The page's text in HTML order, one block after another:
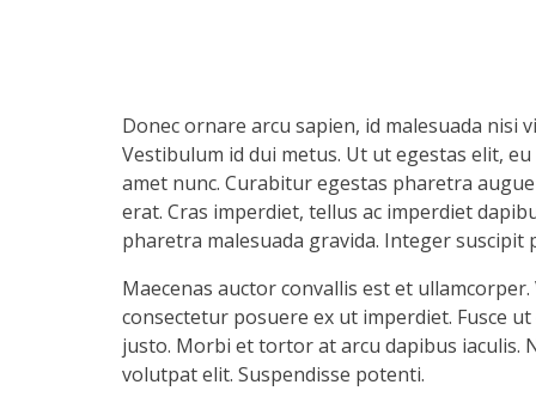
Donec ornare arcu sapien, id malesuada nisi
Vestibulum id dui metus. Ut ut egestas elit,
amet nunc. Curabitur egestas pharetra
erat. Cras imperdiet, tellus ac imperdiet
pharetra malesuada gravida. Integer suscipit
Maecenas auctor convallis est et
consectetur posuere ex ut imperdiet. Fusce
justo. Morbi et tortor at arcu dapibus iaculis.
volutpat elit. Suspendisse potenti.